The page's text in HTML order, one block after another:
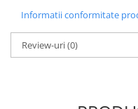
Informatii conformitate
Review-uri(0)